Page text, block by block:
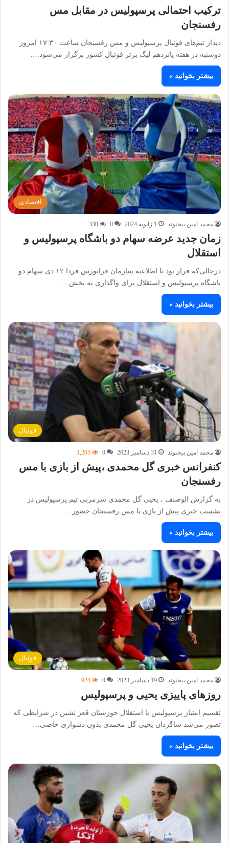
ترکیب احتمالی پرسپولیس در مقابل مس
رفسنجان
دیدار تیم‌های فوتبال پرسپولیس و مس رفسنجان ساعت ۱۷:۳۰ امروز
دوشنبه در هفته پانزدهم لیگ برتر فوتبال کشور برگزار می‌شود.…
بیشتر بخوانید »
اقتصادی
محمد امین بیجنوند 1 ژانویه 2024 0
330
زمان جدید عرضه سهام دو باشگاه پرسپولیس و
استقلال
درحالی‌که قرار بود با اطلاعیه سازمان فرابورس فردا ۱۲ دی سهام دو
باشگاه پرسپولیس و استقلال برای واگذاری به بخش…
بیشتر بخوانید »
فوتبال
محمد امین بیجنوند 31 دسامبر 2023 0
1,205
کنفرانس خبری گل محمدی ،پیش از بازی با مس
رفسنجان
به گزارش الوصنف ، یحیی گل محمدی سرمربی تیم پرسپولیس در
نشست خبری پیش از بازی با مس رفسنجان حضور…
بیشتر بخوانید »
فوتبال
محمد امین بیجنوند 19 دسامبر 2023 0
924
روزهای پاییزی یحیی و پرسپولیس
تقسیم امتیاز پرسپولیس با استقلال خوزستان قعر نشین در شرایطی که
تصور می‌شد شاگردان یحیی گل محمدی بدون دشواری خاصی…
بیشتر بخوانید »